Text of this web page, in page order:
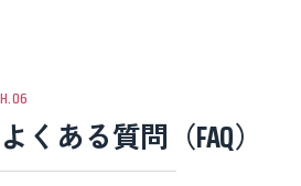
よくある質問（FAQ）